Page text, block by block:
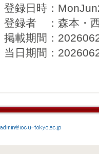
登録日時：
登録者 ：森本・
掲載期間：
当日期間：